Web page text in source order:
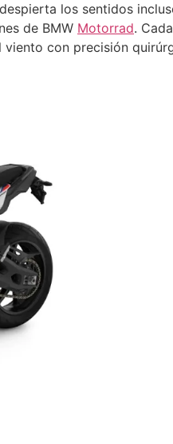
los sentidos
de BMW Motorrad.
con precisión